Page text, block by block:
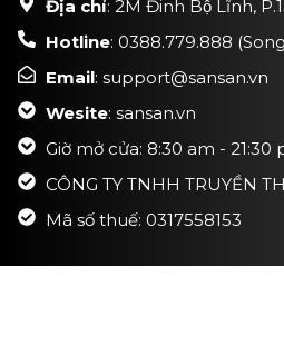
Địa chỉ: 2M Đinh Bộ Lĩnh,
Hotline: 0388.779.888
Email: support@sansan.vn
Wesite: sansan.vn
Giờ mở cửa: 8:30 am - 21:30
CÔNG TY TNHH TRUYỀN
Mã số thuế: 0317558153